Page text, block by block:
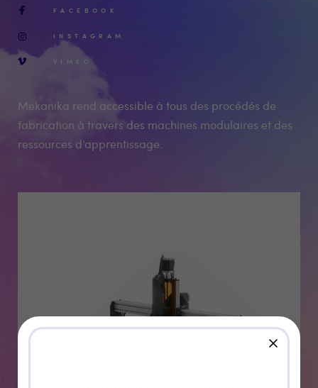
close
FACEBOOK
INSTAGRAM
VIMEO
Mekanika rend accessible à tous des procédés de
fabrication à travers des machines modulaires et des
ressources d’apprentissage.